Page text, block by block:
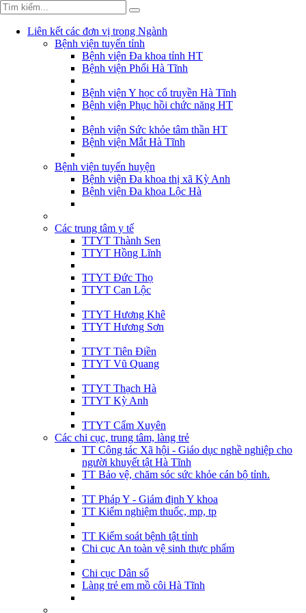
Liên kết các đơn vị trong Ngành
Bệnh viện tuyến tỉnh
Bệnh viện Đa khoa tỉnh HT
Bệnh viện Phổi Hà Tĩnh
Bệnh viện Y học cổ truyền Hà Tĩnh
Bệnh viện Phục hồi chức năng HT
Bệnh viện Sức khỏe tâm thần HT
Bệnh viện Mắt Hà Tĩnh
Bệnh viện tuyến huyện
Bệnh viện Đa khoa thị xã Kỳ Anh
Bệnh viện Đa khoa Lộc Hà
Các trung tâm y tế
TTYT Thành Sen
TTYT Hồng Lĩnh
TTYT Đức Thọ
TTYT Can Lộc
TTYT Hương Khê
TTYT Hương Sơn
TTYT Tiên Điền
TTYT Vũ Quang
TTYT Thạch Hà
TTYT Kỳ Anh
TTYT Cẩm Xuyên
Các chi cục, trung tâm, làng trẻ
TT Công tác Xã hội - Giáo dục nghề nghiệp cho
người khuyết tật Hà Tĩnh
TT Bảo vệ, chăm sóc sức khỏe cán bộ tỉnh.
TT Pháp Y - Giám định Y khoa
TT Kiểm nghiệm thuốc, mp, tp
TT Kiểm soát bệnh tật tỉnh
Chi cục An toàn vệ sinh thực phẩm
Chi cục Dân số
Làng trẻ em mồ côi Hà Tĩnh